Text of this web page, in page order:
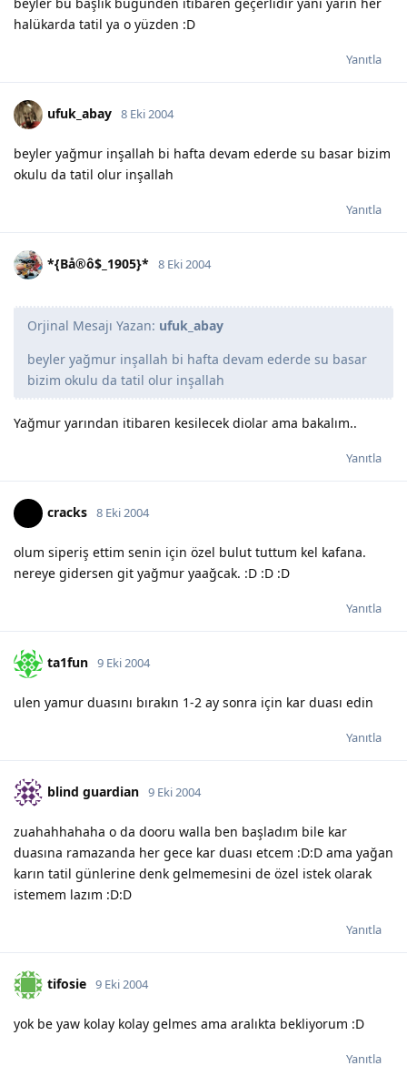
halükarda tatil ya o yüzden :D
Yanıtla
ufuk_abay 8 Eki 2004
beyler yağmur inşallah bi hafta devam ederde su basar bizim
okulu da tatil olur inşallah
Yanıtla
*{Bå®ô$_1905}* 8 Eki 2004
Orjinal Mesajı Yazan: ufuk_abay
beyler yağmur inşallah bi hafta devam ederde su basar
bizim okulu da tatil olur inşallah
Yağmur yarından itibaren kesilecek diolar ama bakalım..
Yanıtla
cracks 8 Eki 2004
olum siperiş ettim senin için özel bulut tuttum kel kafana.
nereye gidersen git yağmur yaağcak. :D :D :D
Yanıtla
ta1fun 9 Eki 2004
ulen yamur duasını bırakın 1-2 ay sonra için kar duası edin
Yanıtla
blind guardian 9 Eki 2004
zuahahhahaha o da dooru walla ben başladım bile kar
duasına ramazanda her gece kar duası etcem :D:D ama yağan
karın tatil günlerine denk gelmemesini de özel istek olarak
istemem lazım :D:D
Yanıtla
tifosie 9 Eki 2004
yok be yaw kolay kolay gelmes ama aralıkta bekliyorum :D
Yanıtla